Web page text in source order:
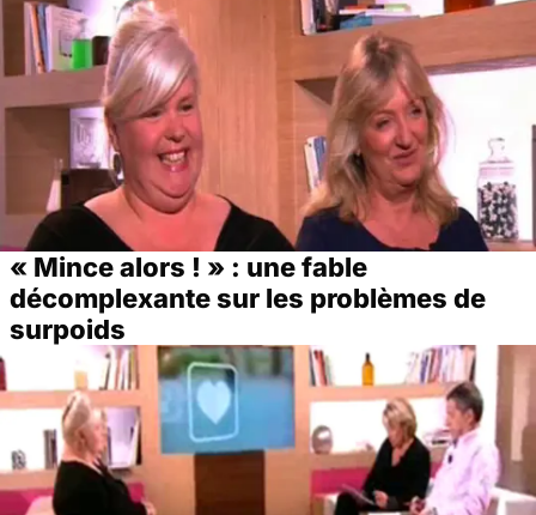
« Mince alors ! » : une fable
décomplexante sur les problèmes de
surpoids